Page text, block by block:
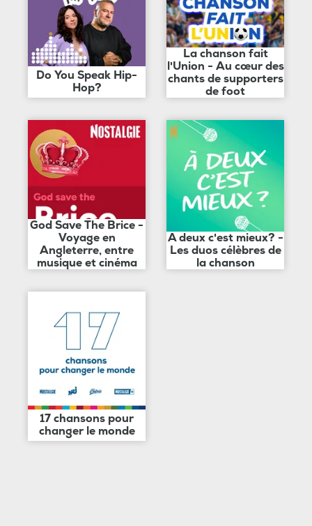
Do You Speak Hip-
Hop?
La chanson fait
l'Union - Au cœur des
chants de supporters
de foot
God Save The Brice -
Voyage en
Angleterre, entre
musique et cinéma
A deux c'est mieux? -
Les duos célèbres de
la chanson
17 chansons pour
changer le monde